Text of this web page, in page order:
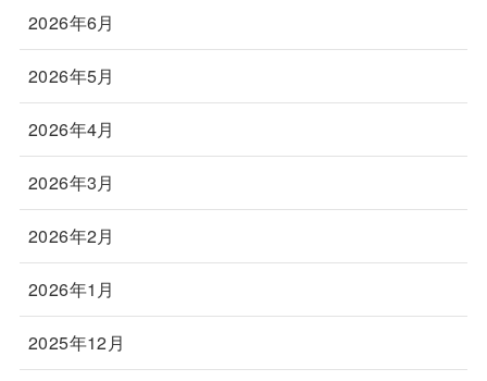
2026年6月
2026年5月
2026年4月
2026年3月
2026年2月
2026年1月
2025年12月